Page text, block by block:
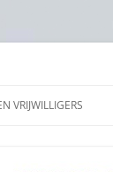
VRIJWILLIGERS